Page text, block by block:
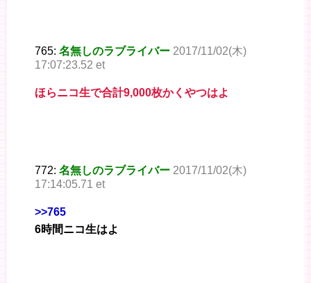
765: 名無しのラブライバー 2017/11/02(木)
17:07:23.52 et
ほらニコ生で合計9,000枚かくやつはよ
772: 名無しのラブライバー 2017/11/02(木)
17:14:05.71 et
>>765
6時間ニコ生はよ